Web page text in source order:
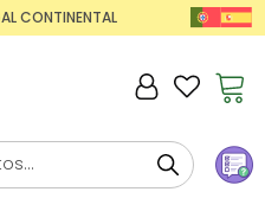
CONTINENTAL